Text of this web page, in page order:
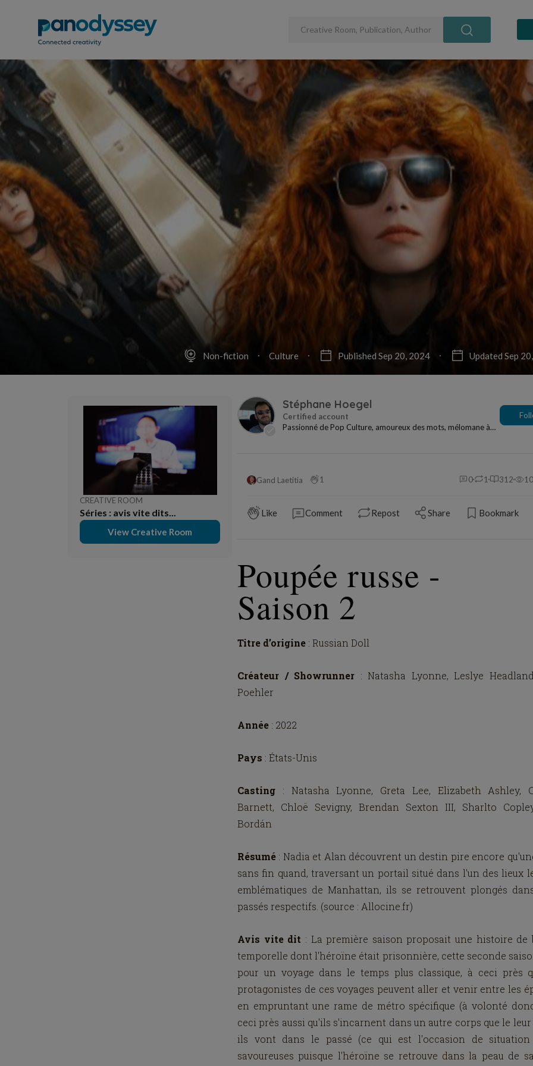
Non-fiction Culture Published Sep 20, 2024 Updated Sep
CREATIVE ROOM
Séries : avis vite dits...
View Creative Room
Stéphane Hoegel
Passionné de Pop Culture, amoureux des mots, mélomane à
Gand Laetitia 1 0 1 312
Like Comment Repost Share Bookmark
Poupée russe -
Saison 2
Titre d’origine : Russian Doll
Créateur / Showrunner : Natasha Lyonne, Leslye
Poehler
Année : 2022
Pays : États-Unis
Casting : Natasha Lyonne, Greta Lee, Elizabeth Ashley,
Barnett, Chloë Sevigny, Brendan Sexton III, Sharlto
Bordán
Résumé : Nadia et Alan découvrent un destin pire encore
sans fin quand, traversant un portail situé dans l'un des lieux
emblématiques de Manhattan, ils se retrouvent plongés
passés respectifs. (source : Allocine.fr)
Avis vite dit : La première saison proposait une histoire de
temporelle dont l'héroïne était prisonnière, cette seconde
pour un voyage dans le temps plus classique, à ceci près
protagonistes de ces voyages peuvent aller et venir entre les
en empruntant une rame de métro spécifique (à volonté
ceci près aussi qu'ils s'incarnent dans un autre corps que le
ils vont dans le passé (ce qui est l'occasion de situation
savoureuses puisque l'héroïne se retrouve dans la peau de